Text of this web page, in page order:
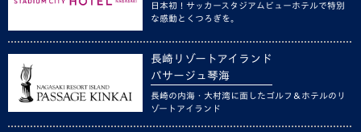
日本初！サッカースタジアムビューホテルで特別
な感動とくつろぎを。
長崎リゾートアイランド
パサージュ琴海
長崎の内海・大村湾に面したゴルフ＆ホテルのリ
ゾートアイランド